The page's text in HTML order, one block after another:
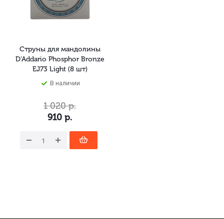
Струны для мандолины
D'Addario Phosphor Bronze
EJ73 Light (8 шт)
В наличии
910 р.
1 020р.